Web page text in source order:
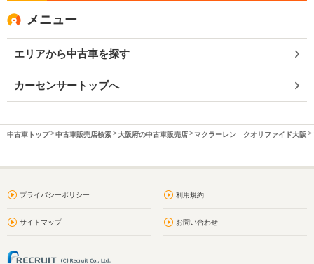
メニュー
エリアから中古車を探す
カーセンサートップへ
中古車トップ 中古車販売店検索 大阪府の中古車販売店 マクラーレン クオリファイド大阪
プライバシーポリシー 利用規約
サイトマップ お問い合わせ